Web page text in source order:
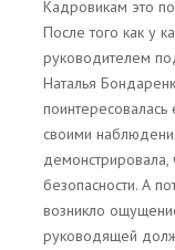
Кадровикам это
После того как у
руководителем
Наталья
своими
демонстрировала,
безопасности. А
возникло
руководящей